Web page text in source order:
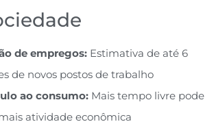
de empregos: Estimativa de até 6
de novos postos de trabalho
ao consumo: Mais tempo livre pode
atividade econômica